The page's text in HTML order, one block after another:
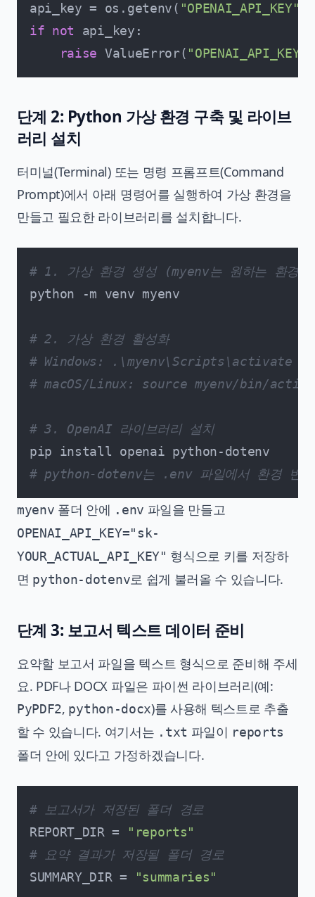
api_key = os.getenv( "OPENAI_API_KEY"
if not
api_key:
raise ValueError( "OPENAI_API_KEY
단계 2: Python 가상 환경 구축 및 라이브
러리 설치
터미널(Terminal) 또는 명령 프롬프트(Command
Prompt)에서 아래 명령어를 실행하여 가상 환경을
만들고 필요한 라이브러리를 설치합니다.
# 1. 가상 환경 생성 (myenv는 원하는 환경
python -m venv myenv
# 2. 가상 환경 활성화
# Windows: .\myenv\Scripts\activate
# macOS/Linux: source myenv/bin/
# 3. OpenAI 라이브러리 설치
# python-dotenv는 .env 파일에서 환경 변수
myenv 폴더 안에 .env 파일을 만들고
OPENAI_API_KEY="sk-
YOUR_ACTUAL_API_KEY" 형식으로 키를 저장하
면 python-dotenv로 쉽게 불러올 수 있습니다.
단계 3: 보고서 텍스트 데이터 준비
요약할 보고서 파일을 텍스트 형식으로 준비해 주세
요. PDF나 DOCX 파일은 파이썬 라이브러리(예:
PyPDF2, python-docx)를 사용해 텍스트로 추출
할 수 있습니다. 여기서는 .txt 파일이 reports
폴더 안에 있다고 가정하겠습니다.
# 보고서가 저장된 폴더 경로
REPORT_DIR =
"reports"
# 요약 결과가 저장될 폴더 경로
SUMMARY_DIR =
"summaries"